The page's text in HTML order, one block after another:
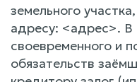
земельного
адресу: <адрес>. В
своевременного и
обязательств